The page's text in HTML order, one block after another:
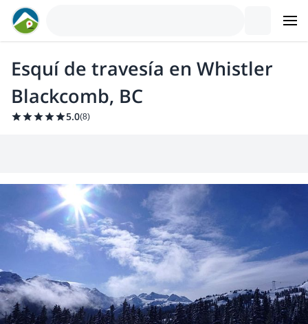
Esquí de travesía en Whistler
Blackcomb, BC
5.0(8)